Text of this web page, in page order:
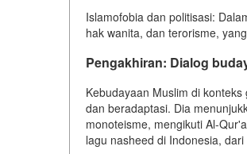
Islamofobia dan politisasi:
hak wanita, dan terorisme,
Pengakhiran: Dialog
Kebudayaan Muslim di
dan beradaptasi. Dia
monoteisme, mengikuti Al-
lagu nasheed di Indonesia,